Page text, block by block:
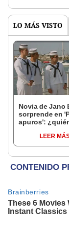
LO MÁS VISTO
Novia de Jano
sorprende en
apuros':
novela?LEER